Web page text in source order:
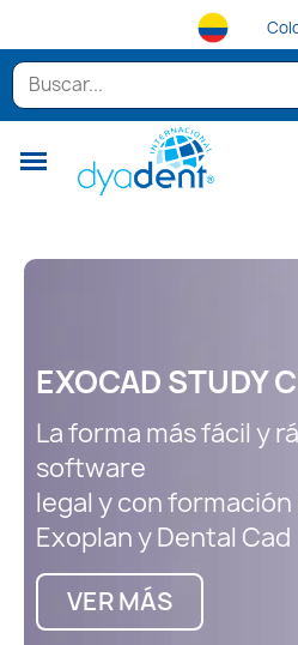
EXOCAD STUDY
La forma más fácil y
software
legal y con formación
Exoplan y Dental Cad
VER MÁS